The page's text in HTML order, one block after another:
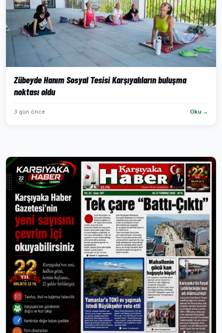
Zübeyde Hanım Sosyal Tesisi Karşıyalıların buluşma
noktası oldu
3 gün önce Oku →